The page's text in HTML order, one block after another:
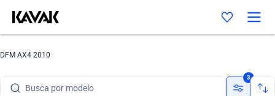
DFM AX4 2010
Busca por modelo
3